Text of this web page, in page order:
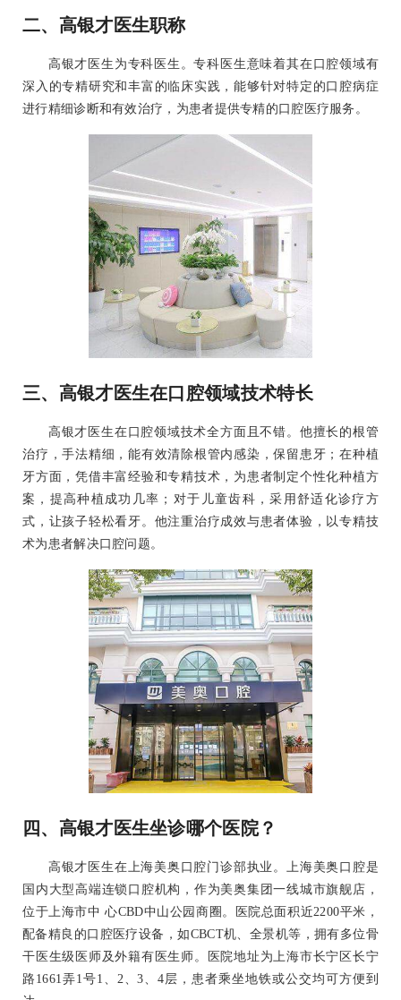
二、高银才医生职称
高银才医生为专科医生。专科医生意味着其在口腔领域有
深入的专精研究和丰富的临床实践，能够针对特定的口腔病症
进行精细诊断和有效治疗，为患者提供专精的口腔医疗服务。
三、高银才医生在口腔领域技术特长
高银才医生在口腔领域技术全方面且不错。他擅长的根管
治疗，手法精细，能有效清除根管内感染，保留患牙；在种植
牙方面，凭借丰富经验和专精技术，为患者制定个性化种植方
案，提高种植成功几率；对于儿童齿科，采用舒适化诊疗方
式，让孩子轻松看牙。他注重治疗成效与患者体验，以专精技
术为患者解决口腔问题。
四、高银才医生坐诊哪个医院？
高银才医生在上海美奥口腔门诊部执业。上海美奥口腔是
国内大型高端连锁口腔机构，作为美奥集团一线城市旗舰店，
位于上海市中 心CBD中山公园商圈。医院总面积近2200平米，
配备精良的口腔医疗设备，如CBCT机、全景机等，拥有多位骨
干医生级医师及外籍有医生师。医院地址为上海市长宁区长宁
路1661弄1号1、2、3、4层，患者乘坐地铁或公交均可方便到